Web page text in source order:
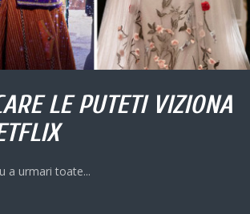
LE PUTETI VIZIONA
a urmari toate...